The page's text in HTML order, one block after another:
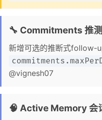
🔧 Commitments 推
新增可选的推断式follow-
@vignesh07
🧠 Active Memory 会